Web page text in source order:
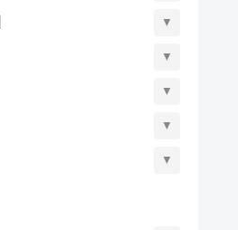
▼
▼
▼
▼
▼